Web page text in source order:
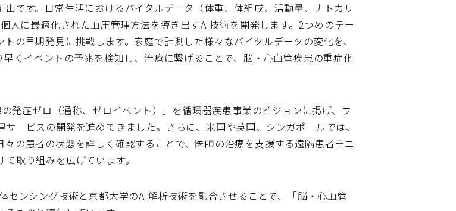
です。日常生活におけるバイタルデータ（体重、体組成、活動量、ナトカリ
人に最適化された血圧管理方法を導き出すAI技術を開発します。2つめのテー
の早期発見に挑戦します。家庭で計測した様々なバイタルデータの変化を、
くイベントの予兆を検知し、治療に繋げることで、脳・心血管疾患の重症化
発症ゼロ（通称、ゼロイベント）」を循環器疾患事業のビジョンに掲げ、ウ
ービスの開発を進めてきました。さらに、米国や英国、シンガポールでは、
の患者の状態を詳しく確認することで、医師の治療を支援する遠隔患者モニ
取り組みを広げています。
ンシング技術と京都大学のAI解析技術を融合させることで、「脳・心血管